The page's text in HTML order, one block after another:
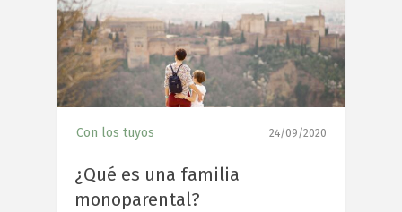
Con los tuyos 24/09/2020
¿Qué es una familia
monoparental?